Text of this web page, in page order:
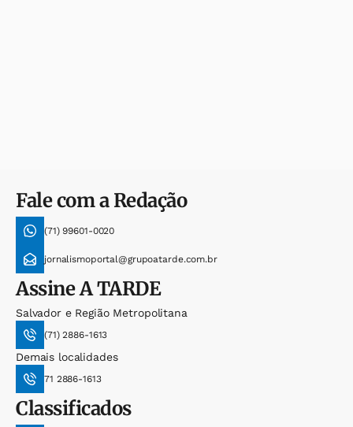
Fale com a Redação
(71) 99601-0020
jornalismoportal@grupoatarde.com.br
AssineA TARDE
Salvador e Região Metropolitana
(71) 2886-1613
Demais localidades
71 2886-1613
Classificados